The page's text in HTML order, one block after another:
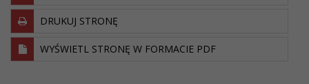
DRUKUJ STRONĘ
WYŚWIETL STRONĘ W FORMACIE PDF